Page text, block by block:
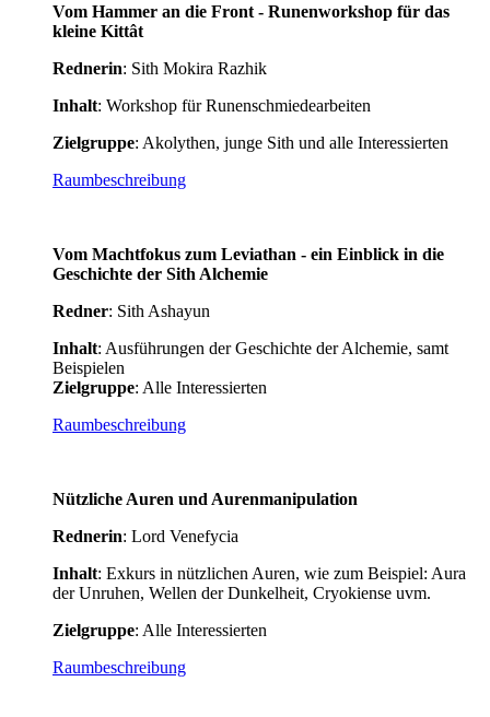
Vom Hammer an die Front - Runenworkshop für das
kleine Kittât
Rednerin: Sith Mokira Razhik
Inhalt: Workshop für Runenschmiedearbeiten
Zielgruppe: Akolythen, junge Sith und alle Interessierten
Raumbeschreibung
Vom Machtfokus zum Leviathan - ein Einblick in die
Geschichte der Sith Alchemie
Redner: Sith Ashayun
Inhalt: Ausführungen der Geschichte der Alchemie, samt
Beispielen
Zielgruppe: Alle Interessierten
Raumbeschreibung
Nützliche Auren und Aurenmanipulation
Rednerin: Lord Venefycia
Inhalt: Exkurs in nützlichen Auren, wie zum Beispiel: Aura
der Unruhen, Wellen der Dunkelheit, Cryokiense uvm.
Zielgruppe: Alle Interessierten
Raumbeschreibung